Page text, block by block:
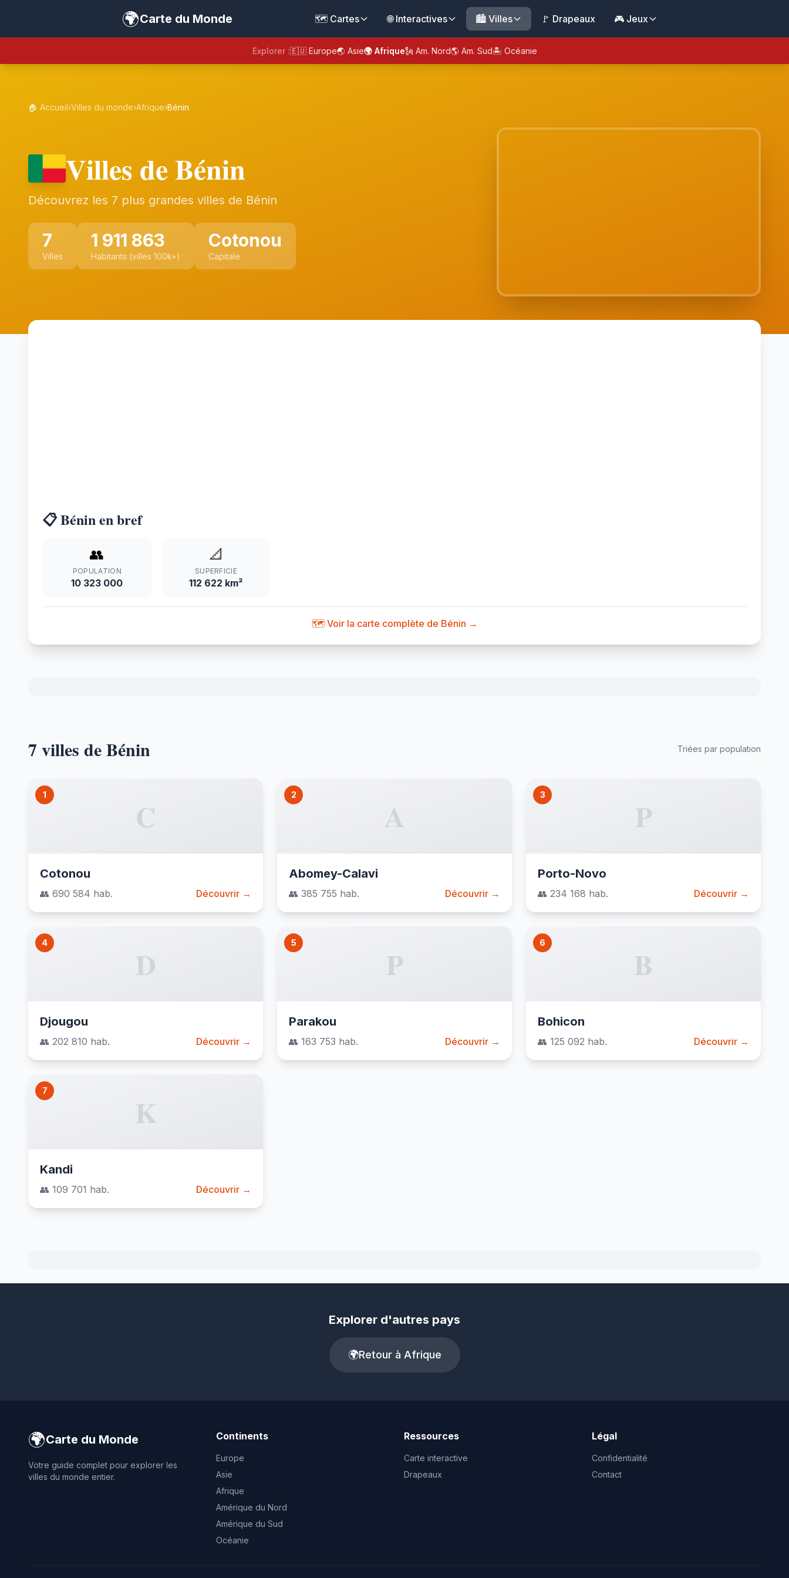
🌍Carte du Monde 🗺️ Cartes 🌐 Interactives 🏙️ Villes 🚩 Drapeaux 🎮 Jeux
Explorer :🇪🇺 Europe🌏 Asie🌍 Afrique🗽 Am. Nord🌎 Am. Sud🏝️ Océanie
🏠 Accueil›Villes du monde›Afrique›Bénin
Villes de Bénin
Découvrez les 7 plus grandes villes de Bénin
7
Villes
1 911 863
Habitants (villes 100k+)
Cotonou
Capitale
📋 Bénin en bref
👥
POPULATION
10 323 000
📐
SUPERFICIE
112 622 km²
🗺️ Voir la carte complète de Bénin →
7 villes de Bénin Triées par population
1
C
Cotonou
👥 690 584 hab. Découvrir →
2
A
Abomey-Calavi
👥 385 755 hab. Découvrir →
3
P
Porto-Novo
👥 234 168 hab. Découvrir →
4
D
Djougou
👥 202 810 hab. Découvrir →
5
P
Parakou
👥 163 753 hab. Découvrir →
6
B
Bohicon
👥 125 092 hab. Découvrir →
7
K
Kandi
👥 109 701 hab. Découvrir →
Explorer d'autres pays
🌍Retour à Afrique
🌍Carte du Monde
Votre guide complet pour explorer les
villes du monde entier.
Continents
Europe
Asie
Afrique
Amérique du Nord
Amérique du Sud
Océanie
Ressources
Carte interactive
Drapeaux
Légal
Confidentialité
Contact